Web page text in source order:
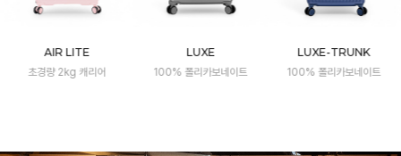
AIR LITE
초경량 2kg 캐리어
LUXE
100% 폴리카보네이트
LUXE-TRUNK
100% 폴리카보네이트